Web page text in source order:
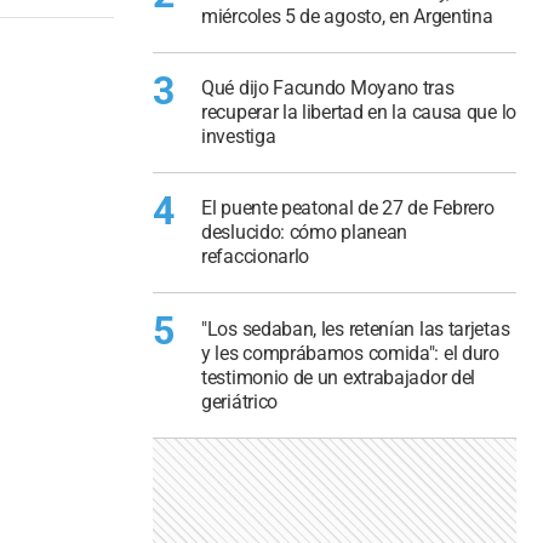
miércoles 5 de agosto, en Argentina
3
Qué dijo Facundo Moyano tras
recuperar la libertad en la causa que lo
investiga
4
El puente peatonal de 27 de Febrero
deslucido: cómo planean
refaccionarlo
5
"Los sedaban, les retenían las tarjetas
y les comprábamos comida": el duro
testimonio de un extrabajador del
geriátrico